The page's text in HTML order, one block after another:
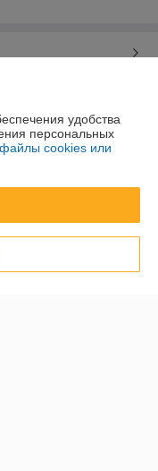
удобства
персональных
cookies или